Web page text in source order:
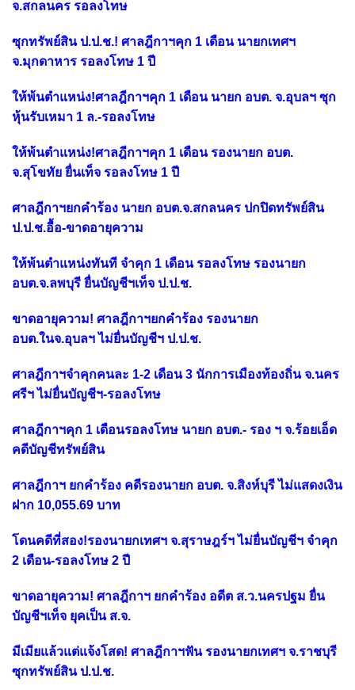
จ.สกลนคร รอลงโทษ
ซุกทรัพย์สิน ป.ป.ช.! ศาลฎีกาฯคุก 1 เดือน นายกเทศฯ
จ.มุกดาหาร รอลงโทษ 1 ปี
ให้พ้นตำแหน่ง!ศาลฎีกาฯคุก 1 เดือน นายก อบต. จ.อุบลฯ ซุก
หุ้นรับเหมา 1 ล.-รอลงโทษ
ให้พ้นตำแหน่ง!ศาลฎีกาฯคุก 1 เดือน รองนายก อบต.
จ.สุโขทัย ยื่นเท็จ รอลงโทษ 1 ปี
ศาลฎีกาฯยกคำร้อง นายก อบต.จ.สกลนคร ปกปิดทรัพย์สิน
ป.ป.ช.อื้อ-ขาดอายุความ
ให้พ้นตำแหน่งทันที จำคุก 1 เดือน รอลงโทษ รองนายก
อบต.จ.ลพบุรี ยื่นบัญชีฯเท็จ ป.ป.ช.
ขาดอายุความ! ศาลฎีกาฯยกคำร้อง รองนายก
อบต.ในจ.อุบลฯ ไม่ยื่นบัญชีฯ ป.ป.ช.
ศาลฎีกาฯจำคุกคนละ 1-2 เดือน 3 นักการเมืองท้องถิ่น จ.นคร
ศรีฯ ไม่ยื่นบัญชีฯ-รอลงโทษ
ศาลฎีกาฯคุก 1 เดือนรอลงโทษ นายก อบต.- รอง ฯ จ.ร้อยเอ็ด
คดีบัญชีทรัพย์สิน
ศาลฎีกาฯ ยกคำร้อง คดีรองนายก อบต. จ.สิงห์บุรี ไม่แสดงเงิน
ฝาก 10,055.69 บาท
โดนคดีที่สอง!รองนายกเทศฯ จ.สุราษฎร์ฯ ไม่ยื่นบัญชีฯ จำคุก
2 เดือน-รอลงโทษ 2 ปี
ขาดอายุความ! ศาลฎีกาฯ ยกคำร้อง อดีต ส.ว.นครปฐม ยื่น
บัญชีฯเท็จ ยุคเป็น ส.จ.
มีเมียแล้วแต่แจ้งโสด! ศาลฎีกาฯฟัน รองนายกเทศฯ จ.ราชบุรี
ซุกทรัพย์สิน ป.ป.ช.